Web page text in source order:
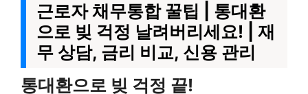
근로자 채무통합 꿀팁 | 통대환
으로 빚 걱정 날려버리세요! | 재
무 상담, 금리 비교, 신용 관리
통대환으로 빚 걱정 끝!